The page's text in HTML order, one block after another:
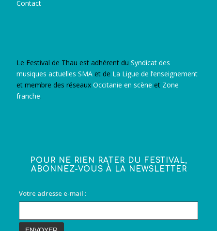
Contact
Le Festival de Thau est adhérent du Syndicat des
musiques actuelles SMAet de La Ligue de l’enseignement
et membre des réseaux Occitanie en scène et Zone
franche.
POUR NE RIEN RATER DU FESTIVAL,
ABONNEZ-VOUS À LA NEWSLETTER
Votre adresse e-mail :